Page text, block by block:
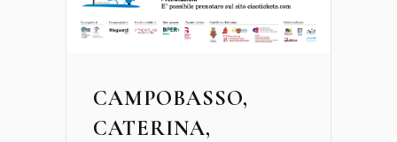
CAMPOBASSO,
CATERINA,